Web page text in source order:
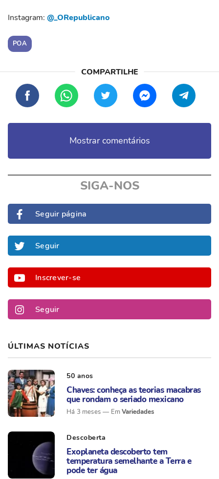
Instagram: @_ORepublicano
POA
Mostrar comentários
SIGA-NOS
Seguir página
Seguir
Inscrever-se
Seguir
ÚLTIMAS NOTÍCIAS
50 anos
Chaves: conheça as teorias macabras
que rondam o seriado mexicano
Há 3 meses Variedades
Descoberta
Exoplaneta descoberto tem
temperatura semelhante a Terra e
pode ter água